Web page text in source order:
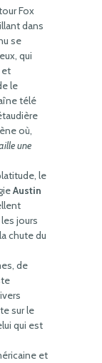
Fox
dans
se
qui
et
le
télé
où,
une
le
Austin
jours
chute du
de
sur le
qui est
et